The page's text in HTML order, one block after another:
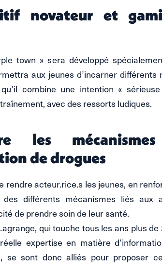
novateur et
town » sera développé
aux jeunes d’incarner différents
combine une intention «
avec des ressorts ludiques.
les
de drogues
rendre acteur.rice.s les jeunes, en
différents mécanismes liés aux
de prendre soin de leur santé.
qui touche tous les ans plus de
expertise en matière
se sont donc alliés pour proposer